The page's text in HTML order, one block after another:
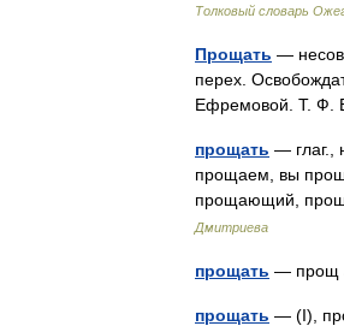
Толковый словарь
Прощать —
перех.
Ефремовой. Т.
прощать — глаг.,
прощаем, вы
прощающий,
Дмитриева
прощать — прощ
прощать — (I),